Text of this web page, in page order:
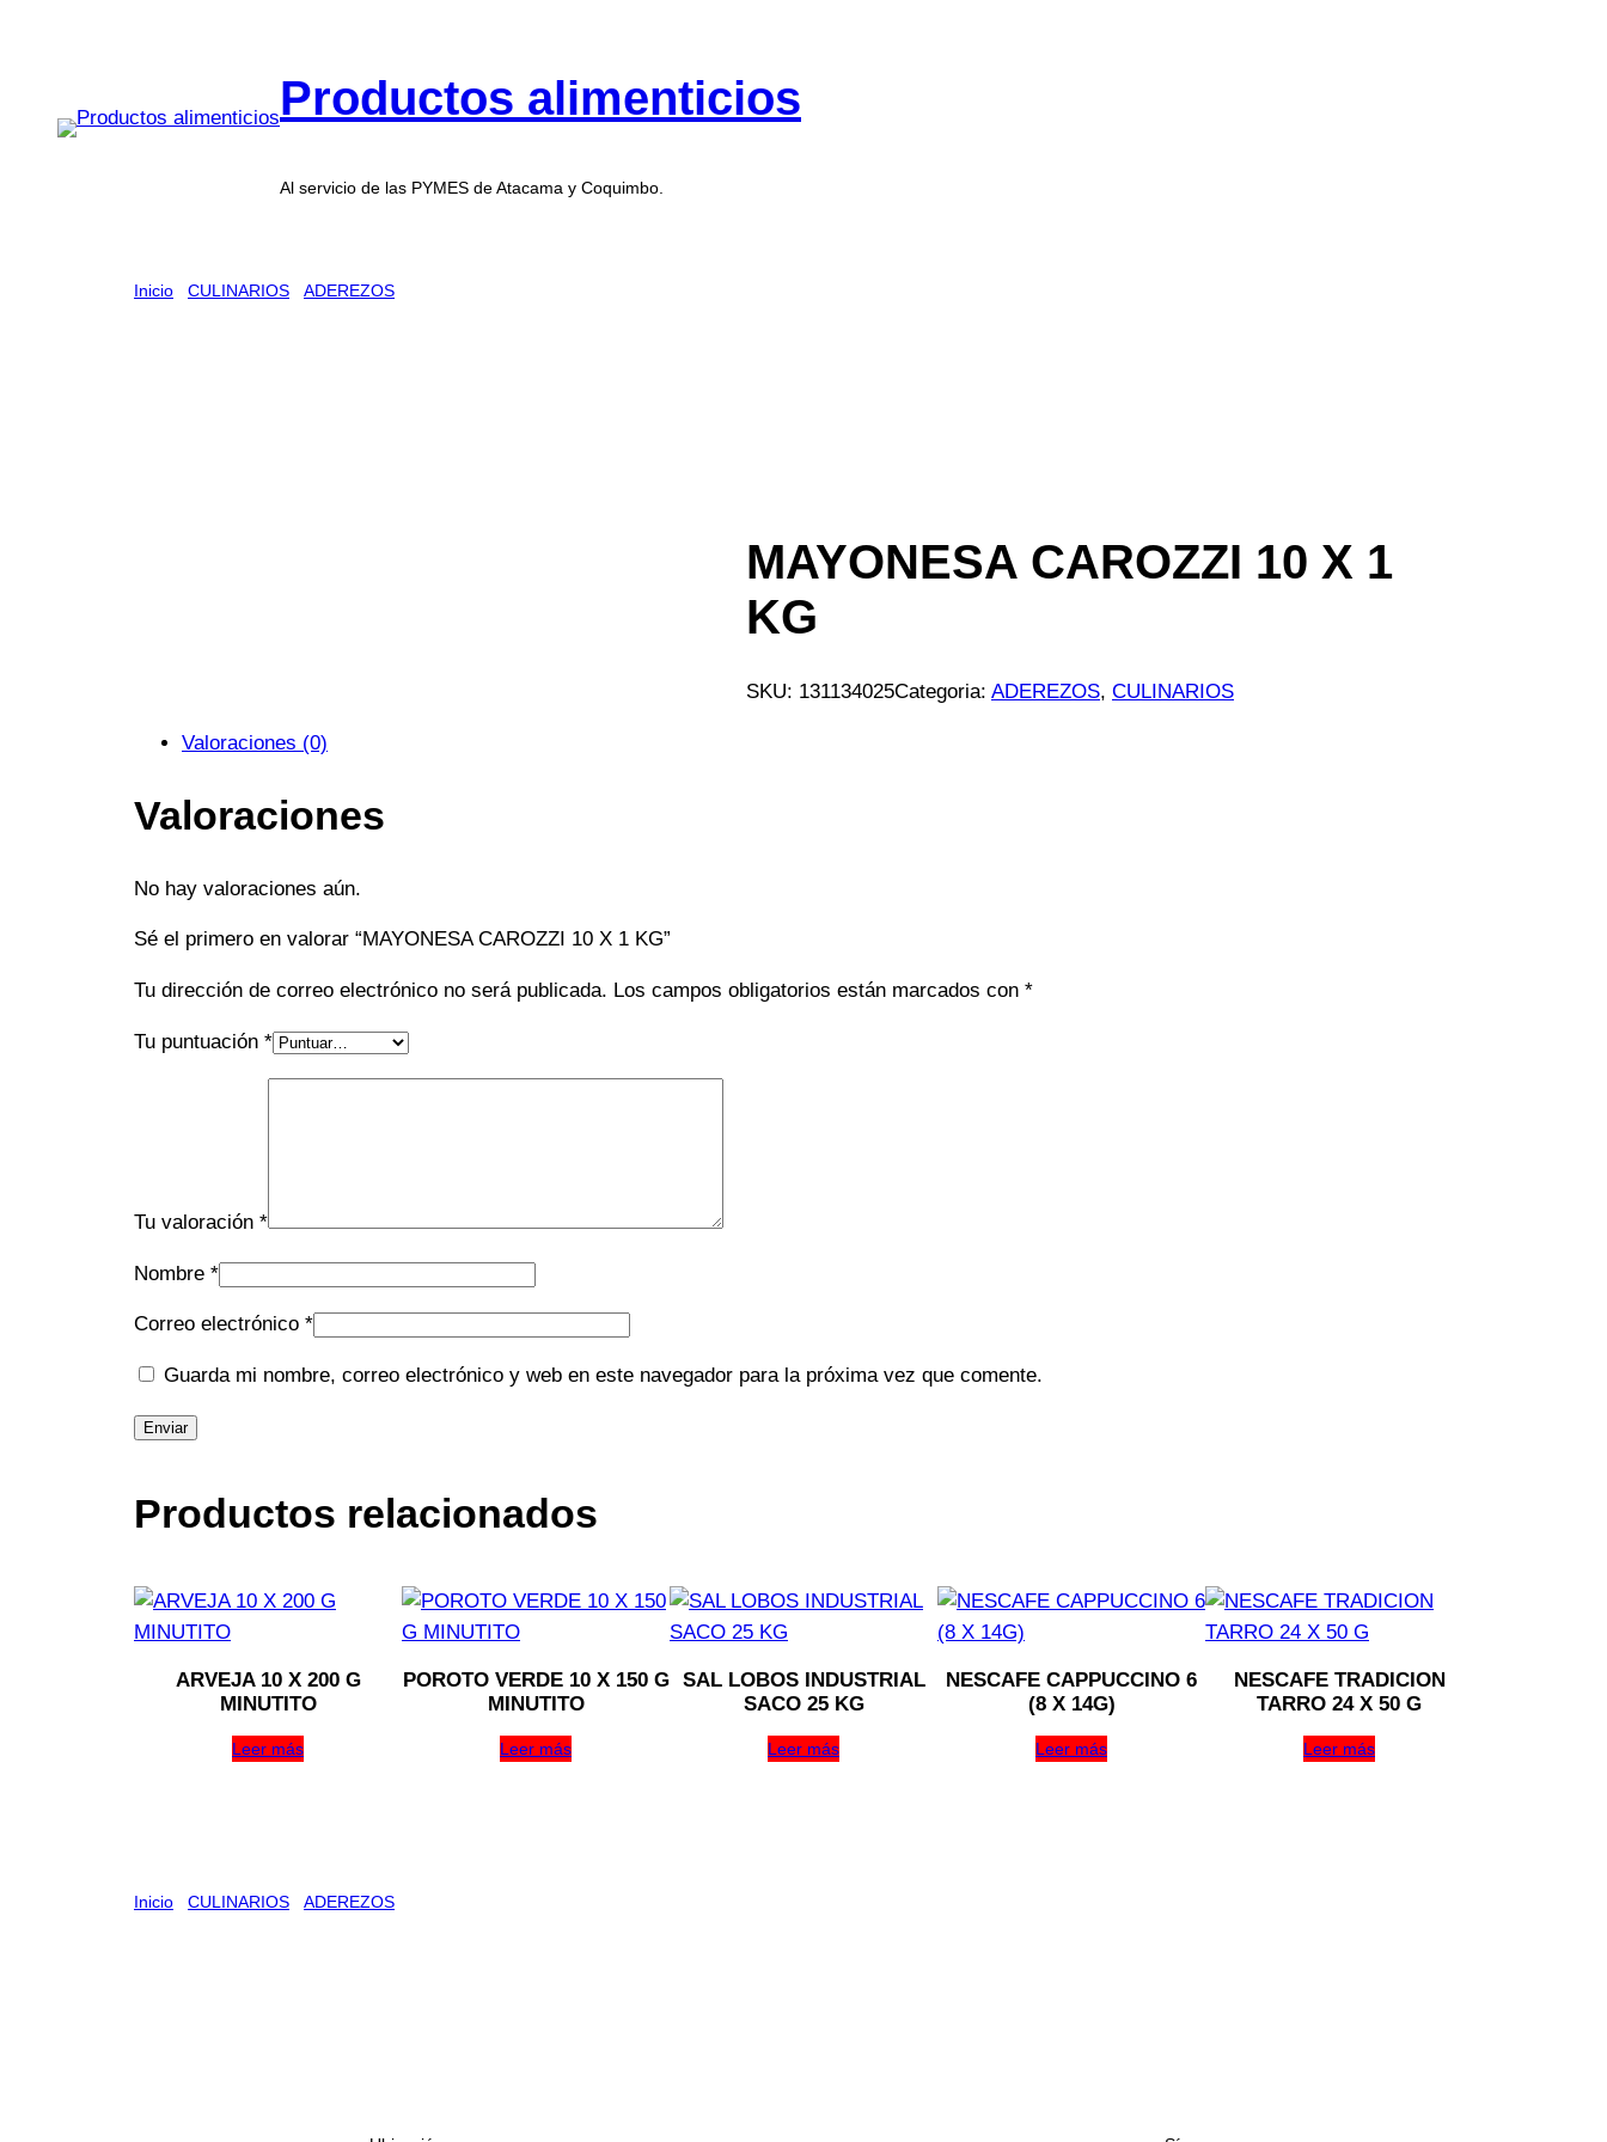
Productos alimenticios
Al servicio de las PYMES de Atacama y Coquimbo.
Inicio CULINARIOS ADEREZOS
MAYONESA CAROZZI 10 X 1
KG
SKU: 131134025Categoria: ADEREZOS, CULINARIOS
Valoraciones (0)
Valoraciones
No hay valoraciones aún.
Sé el primero en valorar “MAYONESA CAROZZI 10 X 1 KG”
Tu dirección de correo electrónico no será publicada. Los campos obligatorios están marcados con *
Tu puntuación *
Tu valoración *
Nombre *
Correo electrónico *
Guarda mi nombre, correo electrónico y web en este navegador para la próxima vez que comente.
Productos relacionados
ARVEJA 10 X 200 G
MINUTITO
Leer más
POROTO VERDE 10 X 150 G
MINUTITO
Leer más
SAL LOBOS INDUSTRIAL
SACO 25 KG
Leer más
NESCAFE CAPPUCCINO 6
(8 X 14G)
Leer más
NESCAFE TRADICION
TARRO 24 X 50 G
Leer más
Inicio CULINARIOS ADEREZOS